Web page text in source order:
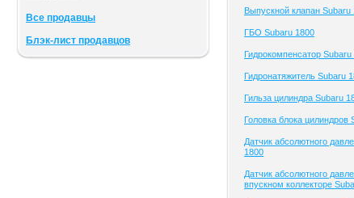
Все продавцы
Блэк-лист продавцов
Выпускной клапан Subaru
ГБО Subaru 1800
Гидрокомпенсатор Subaru
Гидронатяжитель Subaru
Гильза цилиндра Subaru
Головка блока цилиндров
Датчик абсолютного
1800
Датчик абсолютного
впускном коллекторе